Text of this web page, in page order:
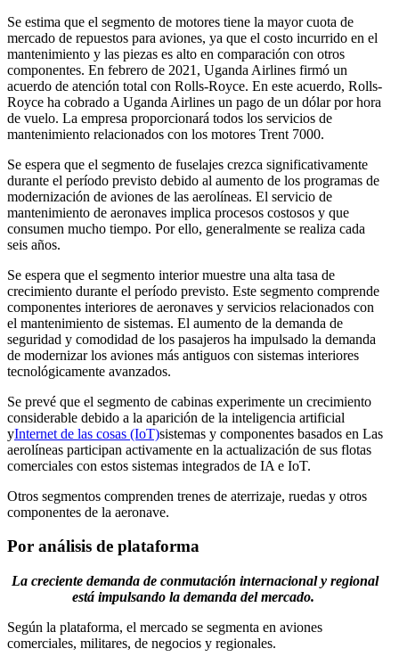
Se estima que el segmento de motores tiene la mayor cuota de
mercado de repuestos para aviones, ya que el costo incurrido en el
mantenimiento y las piezas es alto en comparación con otros
componentes. En febrero de 2021, Uganda Airlines firmó un
acuerdo de atención total con Rolls-Royce. En este acuerdo, Rolls-
Royce ha cobrado a Uganda Airlines un pago de un dólar por hora
de vuelo. La empresa proporcionará todos los servicios de
mantenimiento relacionados con los motores Trent 7000.
Se espera que el segmento de fuselajes crezca significativamente
durante el período previsto debido al aumento de los programas de
modernización de aviones de las aerolíneas. El servicio de
mantenimiento de aeronaves implica procesos costosos y que
consumen mucho tiempo. Por ello, generalmente se realiza cada
seis años.
Se espera que el segmento interior muestre una alta tasa de
crecimiento durante el período previsto. Este segmento comprende
componentes interiores de aeronaves y servicios relacionados con
el mantenimiento de sistemas. El aumento de la demanda de
seguridad y comodidad de los pasajeros ha impulsado la demanda
de modernizar los aviones más antiguos con sistemas interiores
tecnológicamente avanzados.
Se prevé que el segmento de cabinas experimente un crecimiento
considerable debido a la aparición de la inteligencia artificial
yInternet de las cosas (IoT)sistemas y componentes basados ​​en Las
aerolíneas participan activamente en la actualización de sus flotas
comerciales con estos sistemas integrados de IA e IoT.
Otros segmentos comprenden trenes de aterrizaje, ruedas y otros
componentes de la aeronave.
Por análisis de plataforma
La creciente demanda de conmutación internacional y regional
está impulsando la demanda del mercado.
Según la plataforma, el mercado se segmenta en aviones
comerciales, militares, de negocios y regionales.